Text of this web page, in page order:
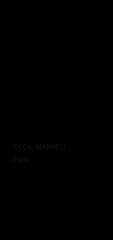
CECIL MATHIEU
Paris